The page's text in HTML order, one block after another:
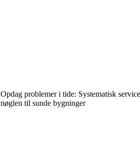
Opdag problemer i tide: Systematisk
nøglen til sunde bygninger